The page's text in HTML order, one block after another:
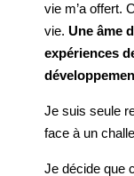
vie m’a offert.
vie. Une âme
expériences
Je suis seule
face à un
Je décide que